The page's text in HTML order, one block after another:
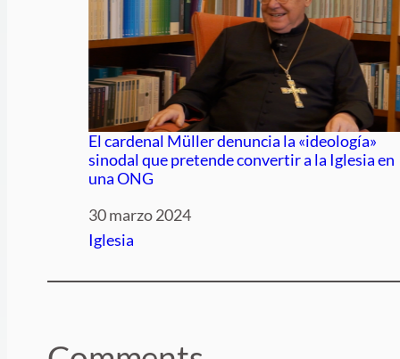
El cardenal Müller denuncia la «ideología»
sinodal que pretende convertir a la Iglesia en
una ONG
Fecha
30 marzo 2024
Respecto a
Iglesia